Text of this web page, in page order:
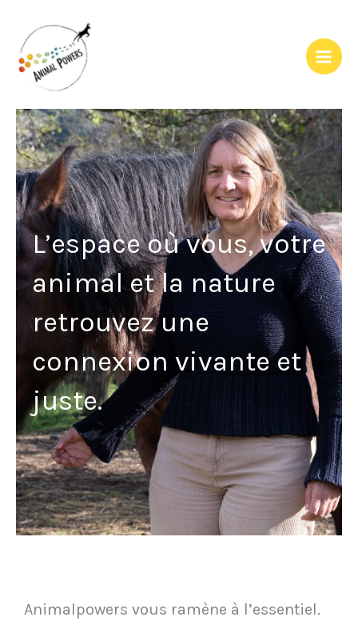
contenu
L’espace où vous, votre
animal et la nature
retrouvez une
connexion vivante et
juste.
Animalpowers vous ramène à l’essentiel.